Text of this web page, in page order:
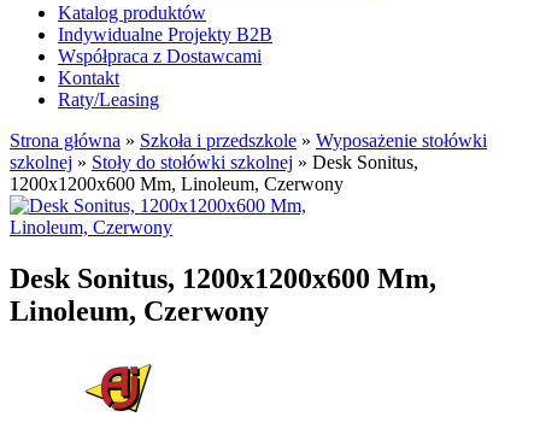
Katalog produktów
Indywidualne Projekty B2B
Współpraca z Dostawcami
Kontakt
Raty/Leasing
Strona główna » Szkoła i przedszkole » Wyposażenie stołówki
szkolnej » Stoły do stołówki szkolnej » Desk Sonitus,
1200x1200x600 Mm, Linoleum, Czerwony
Desk Sonitus, 1200x1200x600 Mm,
Linoleum, Czerwony